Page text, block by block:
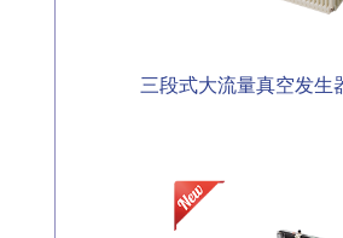
三段式大流量真空发生